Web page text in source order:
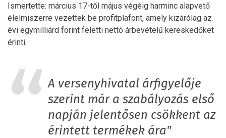
Ismertette: március 17-től május végéig harminc alapvető
élelmiszerre vezettek be profitplafont, amely kizárólag az
évi egymilliárd forint feletti nettó árbevételű kereskedőket
érinti.
A versenyhivatal árfigyelője
szerint már a szabályozás első
napján jelentősen csökkent az
érintett termékek ára"